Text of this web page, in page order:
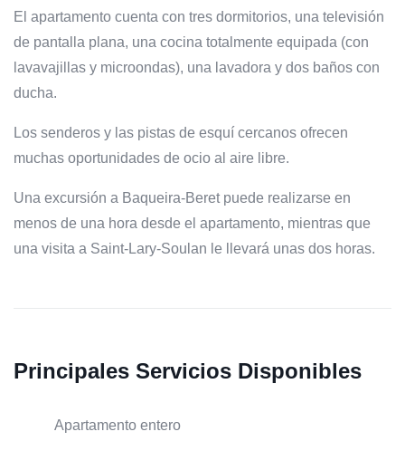
El apartamento cuenta con tres dormitorios, una televisión
de pantalla plana, una cocina totalmente equipada (con
lavavajillas y microondas), una lavadora y dos baños con
ducha.
Los senderos y las pistas de esquí cercanos ofrecen
muchas oportunidades de ocio al aire libre.
Una excursión a Baqueira-Beret puede realizarse en
menos de una hora desde el apartamento, mientras que
una visita a Saint-Lary-Soulan le llevará unas dos horas.
Principales Servicios Disponibles
Apartamento entero